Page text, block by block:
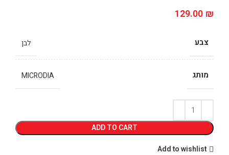
129.00 ₪
צבע לבן
מותג MICRODIA
ADD TO CART
Add to wishlist